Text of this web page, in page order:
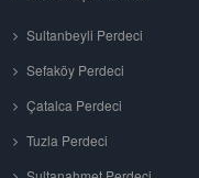
Sultanbeyli Perdeci
Sefaköy Perdeci
Çatalca Perdeci
Tuzla Perdeci